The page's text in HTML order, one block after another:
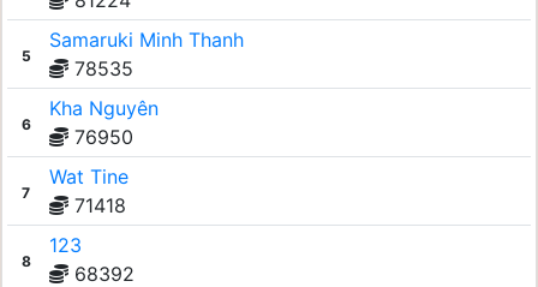
5
Samaruki Minh Thanh
78535
6
Kha Nguyên
76950
7
Wat Tine
71418
8
123
68392